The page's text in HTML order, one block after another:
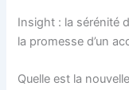
Insight : la sérénité
la promesse d’un
Quelle est la